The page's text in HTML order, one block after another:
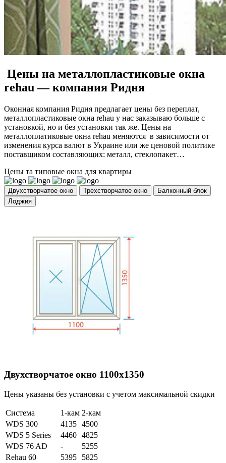
Цены на металлопластиковые окна
rehau — компания Ридня
Оконная компания Ридня предлагает цены без переплат,
металлопластиковые окна rehau у нас заказываю больше с
установкой, но и без установки так же. Цены на
металлоплатиковые окна rehau меняются в зависимости от
изменения курса валют в Украине или же ценовой политике
поставщиком составляющих: металл, стеклопакет…
Цены та типовые окна для квартиры
Двухстворчатое окно Трехстворчатое окно
Балконный блок
Лоджия
Двухстворчатое окно 1100х1350
Цены указаны без установки с учетом максимальной скидки
Система 1-кам 2-кам
WDS 300
4135 4500
WDS 5 Series
4460 4825
WDS 76 AD
-
5255
Rehau 60
5395
5825